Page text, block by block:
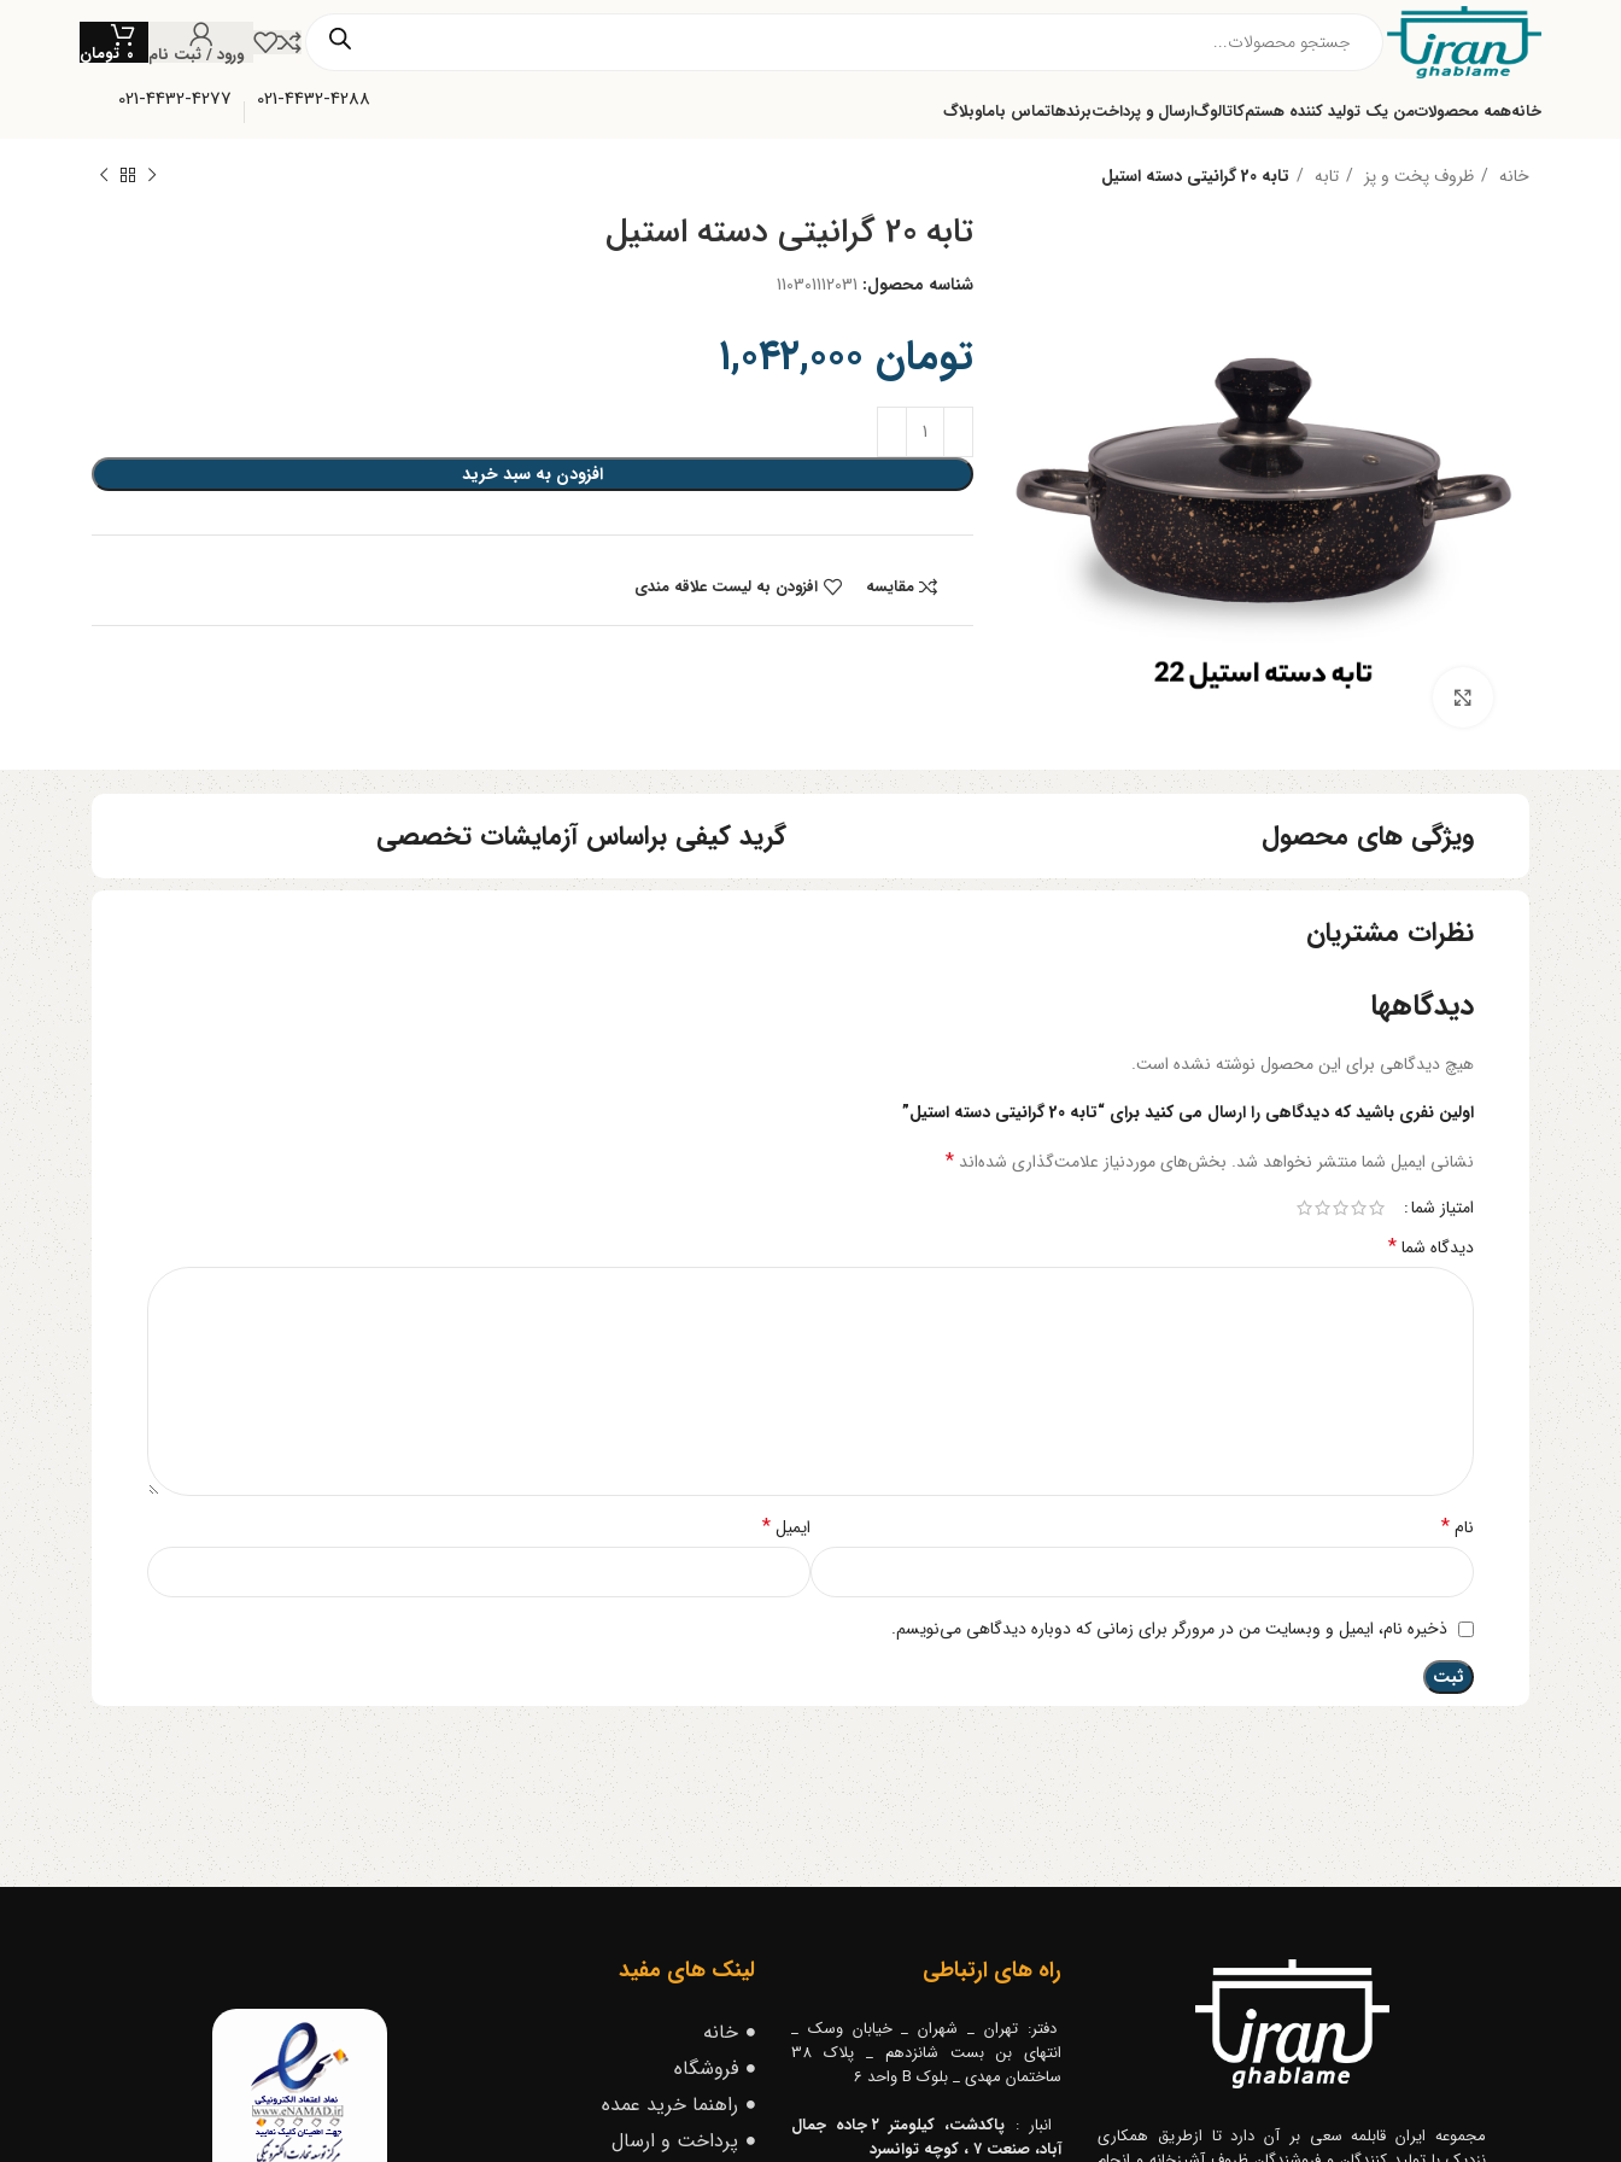
ورود / ثبت نام تومان
خانههمه محصولاتمن یک تولید کننده هستمکاتالوگارسال و پرداختبرندهاتماس باماوبلاگ 021-4432-4277 021-4432-4288
خانه ظروف پخت و پز تابه تابه 20 گرانیتی دسته استیل
برای بزرگنمایی کلیک کنید
تابه 20 گرانیتی دسته استیل
شناسه محصول: 110301112031
تومان
افزودن به سبد خرید
مقایسه افزودن به لیست علاقه مندی
ویژگی های محصول گرید کیفی براساس آزمایشات تخصصی
نظرات مشتریان
دیدگاهها
هیچ دیدگاهی برای این محصول نوشته نشده است.
اولین نفری باشید که دیدگاهی را ارسال می کنید برای “تابه 20 گرانیتی دسته استیل”
نشانی ایمیل شما منتشر نخواهد شد. بخش‌های موردنیاز علامت‌گذاری شده‌اند *
امتیاز شما
دیدگاه شما*
نام* ایمیل*
ذخیره نام، ایمیل و وبسایت من در مرورگر برای زمانی که دوباره دیدگاهی می‌نویسم.
مجموعه ایران قابلمه سعی بر آن دارد تا ازطریق همکاری
راه های ارتباطی
دفتر: تهران _ شهران _ خیابان وسک _
انتهای بن بست شانزدهم _ پلاک 38
ساختمان مهدی _ بلوک B واحد 6
انبار :
پاکدشت، کیلومتر ۲ جاده جمال
آباد، صنعت ۷ ، کوچه توانسرد
لینک های مفید
خانه
فروشگاه
راهنما خرید عمده
پرداخت و ارسال